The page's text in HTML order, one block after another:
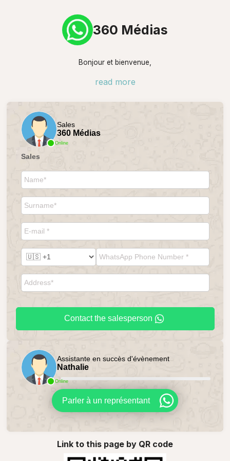
360 Médias
Bonjour et bienvenue,
read more
Online
Sales
360 Médias
Sales
Contact the salesperson
Online
Assistante en succès d'évènement
Nathalie
Parler à un représentant
Link to this page by QR code